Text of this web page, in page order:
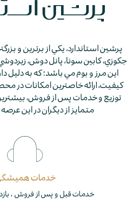
پرشين استاندارد، يكي از برترين و
جكوزي، كابين سونا، پانل دوش،
اين مرز و بوم مي باشد؛ كه به دليل
كيفيت، ارائه خاصترين امكانات در
توزيع و خدمات پس از فروش، بيشترين
متمايز از ديگران در اين
خدمات
خدمات قبل و پس از فروش ،